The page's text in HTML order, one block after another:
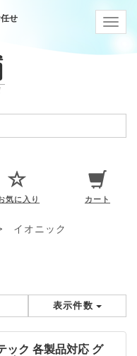
せ
気に入り カート
イオニック
表示件数
ック 各製品対応 グ